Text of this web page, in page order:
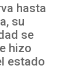
hasta
su
se
hizo
estado